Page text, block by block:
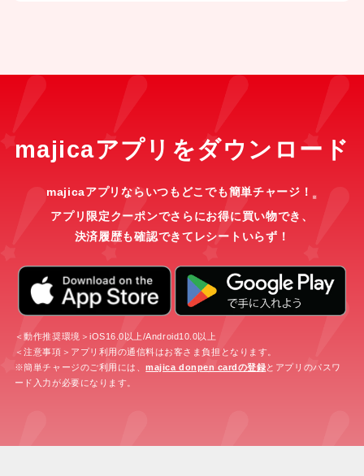
majicaアプリをダウンロード
majicaアプリならいつもどこでも簡単チャージ！ ※
アプリ限定クーポンでさらにお得に買い物でき、
決済履歴も確認できてレシートいらず！
＜動作推奨環境＞iOS16.0以上/Android10.0以上
＜注意事項＞アプリ利用の通信料はお客さま負担となります。
※簡単チャージのご利用には、majica donpen cardの登録とアプリのパスワ
ード入力が必要になります。